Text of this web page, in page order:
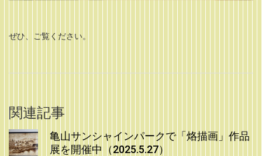
ぜひ、ご覧ください。
関連記事
亀山サンシャインパークで「烙描画」作品
展を開催中（2025.5.27）